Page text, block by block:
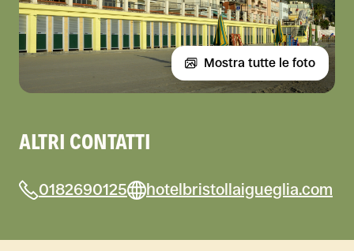
Mostra tutte le foto
ALTRI CONTATTI
0182690125 hotelbristollaigueglia.com